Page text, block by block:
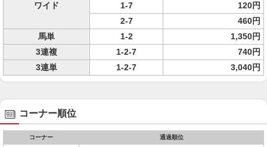
ワイド
1-7
120円
2-7
460円
馬単
1-2
1,350円
3連複
1-2-7
740円
3連単
1-2-7 3,040円
コーナー順位
コーナー 通過順位